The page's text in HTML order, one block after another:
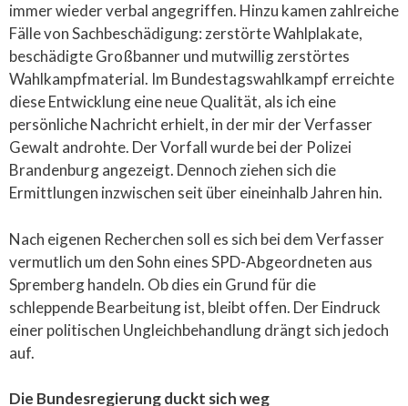
immer wieder verbal angegriffen. Hinzu kamen zahlreiche
Fälle von Sachbeschädigung: zerstörte Wahlplakate,
beschädigte Großbanner und mutwillig zerstörtes
Wahlkampfmaterial. Im Bundestagswahlkampf erreichte
diese Entwicklung eine neue Qualität, als ich eine
persönliche Nachricht erhielt, in der mir der Verfasser
Gewalt androhte. Der Vorfall wurde bei der Polizei
Brandenburg angezeigt. Dennoch ziehen sich die
Ermittlungen inzwischen seit über eineinhalb Jahren hin.
Nach eigenen Recherchen soll es sich bei dem Verfasser
vermutlich um den Sohn eines SPD-Abgeordneten aus
Spremberg handeln. Ob dies ein Grund für die
schleppende Bearbeitung ist, bleibt offen. Der Eindruck
einer politischen Ungleichbehandlung drängt sich jedoch
auf.
Die Bundesregierung duckt sich weg